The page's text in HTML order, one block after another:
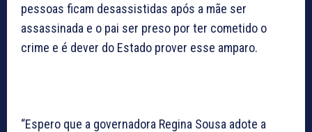
pessoas ficam desassistidas após a mãe ser
assassinada e o pai ser preso por ter cometido o
crime e é dever do Estado prover esse amparo.
“Espero que a governadora Regina Sousa adote a